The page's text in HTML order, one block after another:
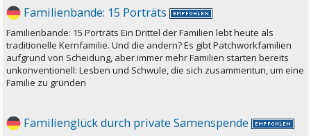
Familienbande: 15 Porträts
Familienbande: 15 Porträts Ein Drittel der Familien lebt heute als
traditionelle Kernfamilie. Und die andern? Es gibt Patchworkfamilien
aufgrund von Scheidung, aber immer mehr Familien starten bereits
unkonventionell: Lesben und Schwule, die sich zusammentun, um eine
Familie zu gründen
Familienglück durch private Samenspende